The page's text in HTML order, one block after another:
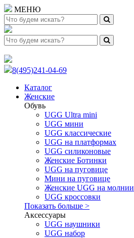
МЕНЮ
8(495)241-04-69
Каталог
Женские
Обувь
UGG Ultra mini
UGG мини
UGG классические
UGG на платформах
UGG силиконовые
Женские Ботинки
UGG на пуговице
Мини на пуговице
Женские UGG на молнии
UGG кроссовки
Показать больше >
Аксессуары
UGG наушники
UGG набор